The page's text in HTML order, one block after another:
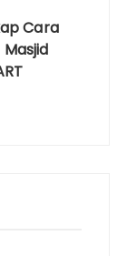
Cara